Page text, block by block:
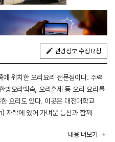
관광정보 수정요청
위치한 오리요리 전문점이다. 주력
방오리백숙, 오리훈제 등 오리 요리를
요리도 있다. 이곳은 대전대학교
자락에 있어 가벼운 등산과 함께
으며, 고속도로는 경부고속도로
내용 더보기